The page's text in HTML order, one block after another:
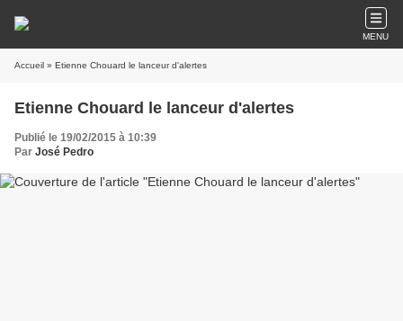
MENU
Accueil » Etienne Chouard le lanceur d'alertes
Etienne Chouard le lanceur d'alertes
Publié le 19/02/2015 à 10:39
Par José Pedro